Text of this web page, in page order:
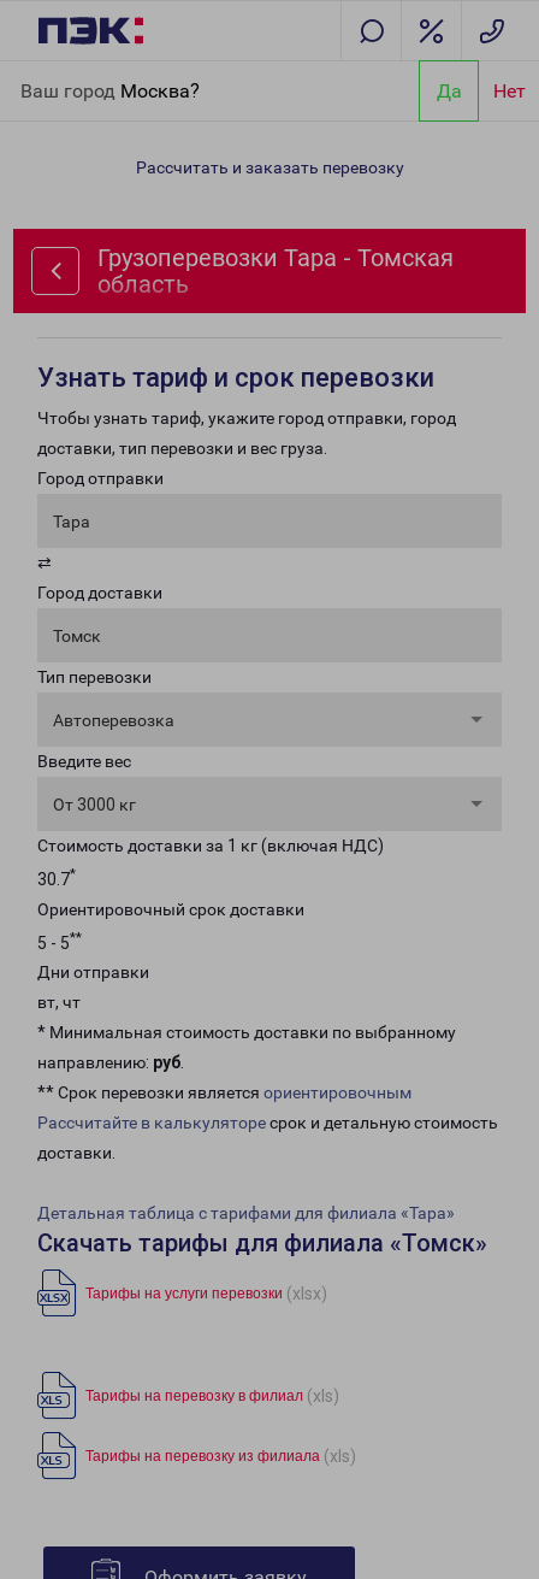
Ваш город Москва? Да Нет
область
Рассчитать и заказать перевозку
Грузоперевозки Тара - Томская
область
Узнать тариф и срок перевозки
Чтобы узнать тариф, укажите город отправки, город
доставки, тип перевозки и вес груза.
Город отправки
Тара
⇄
Город доставки
Томск
Тип перевозки
Автоперевозка
Введите вес
От 3000 кг
Стоимость доставки за 1 кг (включая НДС)
30.7*
Ориентировочный срок доставки
5 - 5**
Дни отправки
вт, чт
* Минимальная стоимость доставки по выбранному
направлению: руб.
** Срок перевозки является ориентировочным
Рассчитайте в калькуляторесрок и детальную стоимость
доставки.
Детальная таблица с тарифами для филиала «Тара»
Скачать тарифы для филиала «Томск»
Тарифы на услуги перевозки (xlsx)
Тарифы на перевозку в филиал (xls)
Тарифы на перевозку из филиала (xls)